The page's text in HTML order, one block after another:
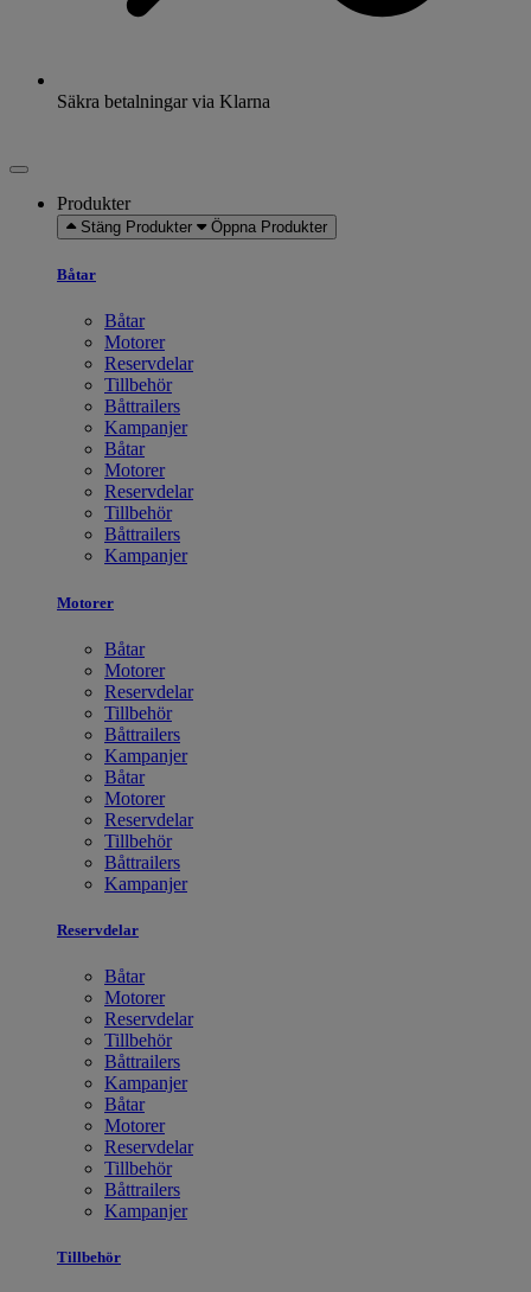
Säkra betalningar via Klarna
Produkter
Stäng Produkter Öppna Produkter
Båtar
Båtar
Motorer
Reservdelar
Tillbehör
Båttrailers
Kampanjer
Båtar
Motorer
Reservdelar
Tillbehör
Båttrailers
Kampanjer
Motorer
Båtar
Motorer
Reservdelar
Tillbehör
Båttrailers
Kampanjer
Båtar
Motorer
Reservdelar
Tillbehör
Båttrailers
Kampanjer
Reservdelar
Båtar
Motorer
Reservdelar
Tillbehör
Båttrailers
Kampanjer
Båtar
Motorer
Reservdelar
Tillbehör
Båttrailers
Kampanjer
Tillbehör